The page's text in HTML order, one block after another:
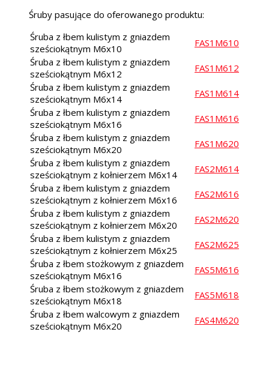
Śruby pasujące do oferowanego produktu:
Śruba z łbem kulistym z gniazdem
sześciokątnym M6x10
FAS1M610
Śruba z łbem kulistym z gniazdem
sześciokątnym M6x12
FAS1M612
Śruba z łbem kulistym z gniazdem
sześciokątnym M6x14
FAS1M614
Śruba z łbem kulistym z gniazdem
sześciokątnym M6x16
FAS1M616
Śruba z łbem kulistym z gniazdem
sześciokątnym M6x20
FAS1M620
Śruba z łbem kulistym z gniazdem
sześciokątnym z kołnierzem M6x14
FAS2M614
Śruba z łbem kulistym z gniazdem
sześciokątnym z kołnierzem M6x16
FAS2M616
Śruba z łbem kulistym z gniazdem
sześciokątnym z kołnierzem M6x20
FAS2M620
Śruba z łbem kulistym z gniazdem
sześciokątnym z kołnierzem M6x25
FAS2M625
Śruba z łbem stożkowym z gniazdem
sześciokątnym M6x16
FAS5M616
Śruba z łbem stożkowym z gniazdem
sześciokątnym M6x18
FAS5M618
Śruba z łbem walcowym z gniazdem
sześciokątnym M6x20
FAS4M620